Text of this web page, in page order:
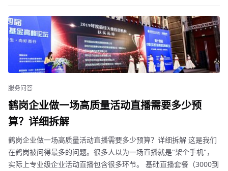
服务问答
鹤岗企业做一场高质量活动直播需要多少预
算？详细拆解
鹤岗企业做一场高质量活动直播需要多少预算？详细拆解 这是我们
在鹤岗被问得最多的问题。很多人以为一场直播就是"架个手机"，
实际上专业级企业活动直播包含很多环节。 基础直播套餐（3000到